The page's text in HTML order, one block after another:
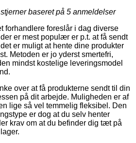
baseret på 5 anmeldelser
forhandlere foreslår i dag diverse
er mest populær er p.t. at få sendt
er muligt at hente dine produkter
Metoden er jo yderst smertefri,
mindst kostelige leveringsmodel
over at få produkterne sendt til din
på dit arbejde. Muligheden er af
lige så vel temmelig fleksibel. Den
er dog at du selv henter
krav om at du befinder dig tæt på